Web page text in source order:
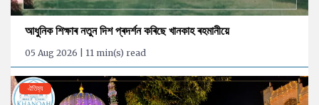
আধুনিক শিক্ষাৰ নতুন দিশ প্ৰদৰ্শন কৰিছে খানকাহ ৰহমানীয়ে
05 Aug 2026 | 11 min(s) read
ঐতিহ্য